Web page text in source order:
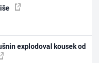
explodoval kousek od